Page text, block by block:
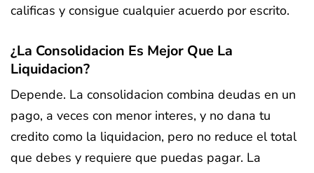
calificas y consigue cualquier acuerdo por escrito.
¿La Consolidacion Es Mejor Que La
Liquidacion?
Depende. La consolidacion combina deudas en un
pago, a veces con menor interes, y no dana tu
credito como la liquidacion, pero no reduce el total
que debes y requiere que puedas pagar. La